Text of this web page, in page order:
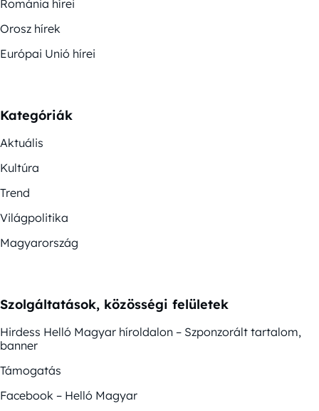
Románia hírei
Orosz hírek
Európai Unió hírei
Kategóriák
Aktuális
Kultúra
Trend
Világpolitika
Magyarország
Szolgáltatások, közösségi felületek
Hirdess Helló Magyar híroldalon – Szponzorált tartalom,
banner
Támogatás
Facebook – Helló Magyar